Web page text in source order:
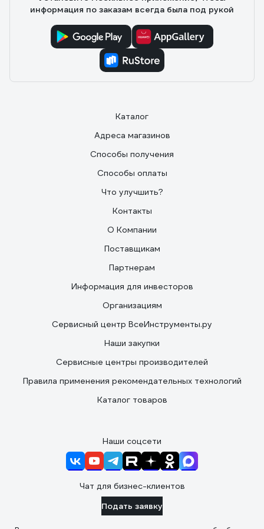
Рекомендую.
информация по заказам всегда была под рукой
Каталог
Адреса магазинов
Способы получения
Способы оплаты
Что улучшить?
Контакты
О Компании
Поставщикам
Партнерам
Информация для инвесторов
Организациям
Сервисный центр ВсеИнструменты.ру
Наши закупки
Сервисные центры производителей
Правила применения рекомендательных технологий
Каталог товаров
Наши соцсети
Чат для бизнес-клиентов
Подать заявку